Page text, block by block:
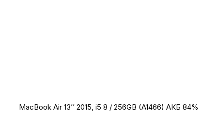
MacBook Air 13’’ 2015, i5 8 / 256GB (A1466) АКБ 84%